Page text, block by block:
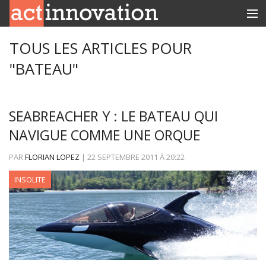
INNOBOX
TOUS LES ARTICLES POUR
"BATEAU"
SEABREACHER Y : LE BATEAU QUI
NAVIGUE COMME UNE ORQUE
PARFLORIAN LOPEZ | 22 SEPTEMBRE 2011 À20:22
INSOLITE